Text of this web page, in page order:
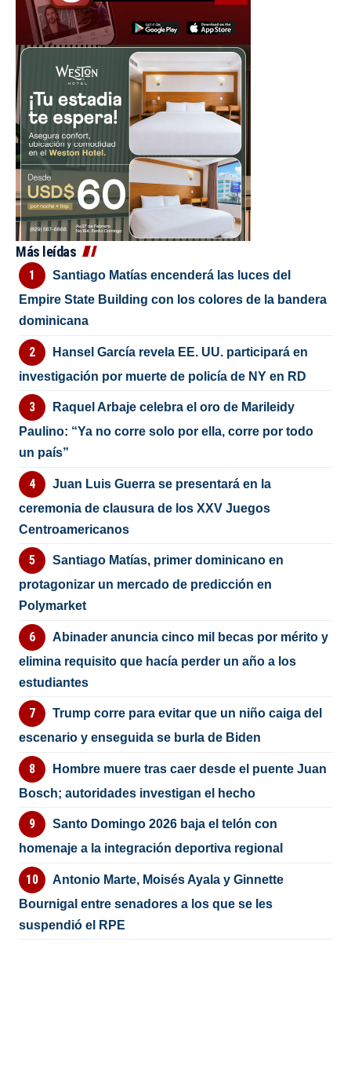
Más leídas
Santiago Matías encenderá las luces del
Empire State Building con los colores de la bandera
dominicana
Hansel García revela EE. UU. participará en
investigación por muerte de policía de NY en RD
Raquel Arbaje celebra el oro de Marileidy
Paulino: “Ya no corre solo por ella, corre por todo
un país”
Juan Luis Guerra se presentará en la
ceremonia de clausura de los XXV Juegos
Centroamericanos
Santiago Matías, primer dominicano en
protagonizar un mercado de predicción en
Polymarket
Abinader anuncia cinco mil becas por mérito y
elimina requisito que hacía perder un año a los
estudiantes
Trump corre para evitar que un niño caiga del
escenario y enseguida se burla de Biden
Hombre muere tras caer desde el puente Juan
Bosch; autoridades investigan el hecho
Santo Domingo 2026 baja el telón con
homenaje a la integración deportiva regional
Antonio Marte, Moisés Ayala y Ginnette
Bournigal entre senadores a los que se les
suspendió el RPE